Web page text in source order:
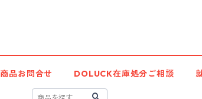
商品お問合せ DOLUCK在庫処分ご相談